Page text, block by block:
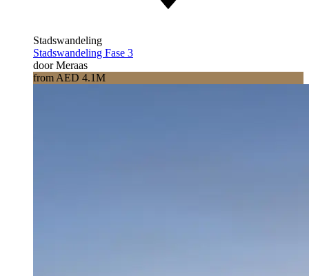
Stadswandeling
Stadswandeling Fase 3
door Meraas
from AED 4.1M